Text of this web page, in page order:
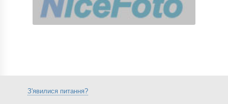
З'явилися питання?